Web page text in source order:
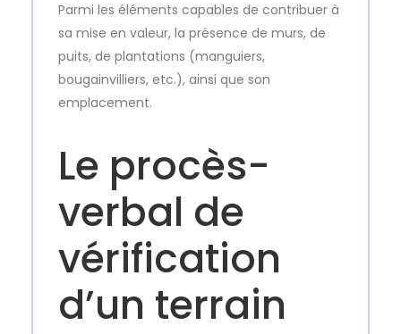
Parmi les éléments capables de contribuer à
sa mise en valeur, la présence de murs, de
puits, de plantations (manguiers,
bougainvilliers, etc.), ainsi que son
emplacement.
Le procès-
verbal de
vérification
d’un terrain